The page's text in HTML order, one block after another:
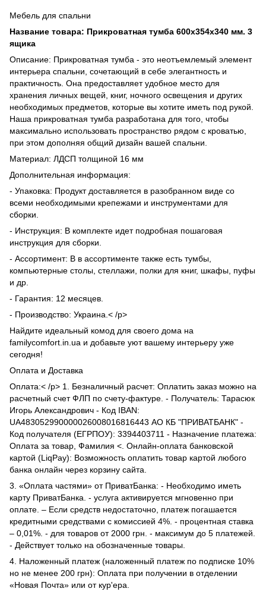
Мебель для спальни
Название товара: Прикроватная тумба 600х354х340 мм. 3
ящика
Описание: Прикроватная тумба - это неотъемлемый элемент
интерьера спальни, сочетающий в себе элегантность и
практичность. Она предоставляет удобное место для
хранения личных вещей, книг, ночного освещения и других
необходимых предметов, которые вы хотите иметь под рукой.
Наша прикроватная тумба разработана для того, чтобы
максимально использовать пространство рядом с кроватью,
при этом дополняя общий дизайн вашей спальни.
Материал: ЛДСП толщиной 16 мм
Дополнительная информация:
- Упаковка: Продукт доставляется в разобранном виде со
всеми необходимыми крепежами и инструментами для
сборки.
- Инструкция: В комплекте идет подробная пошаговая
инструкция для сборки.
- Ассортимент: В в ассортименте также есть тумбы,
компьютерные столы, стеллажи, полки для книг, шкафы, пуфы
и др.
- Гарантия: 12 месяцев.
- Производство: Украина.< /p>
Найдите идеальный комод для своего дома на
familycomfort.in.ua и добавьте уют вашему интерьеру уже
сегодня!
Оплата и Доставка
Оплата:< /p> 1. Безналичный расчет: Оплатить заказ можно на
расчетный счет ФЛП по счету-фактуре. - Получатель: Тарасюк
Игорь Александрович - Код IBAN:
UA483052990000026008016816443 АО КБ "ПРИВАТБАНК" -
Код получателя (ЕГРПОУ): 3394403711 - Назначение платежа:
Оплата за товар, Фамилия <. Онлайн-оплата банковской
картой (LiqPay): Возможность оплатить товар картой любого
банка онлайн через корзину сайта.
3. «Оплата частями» от ПриватБанка: - Необходимо иметь
карту ПриватБанка. - услуга активируется мгновенно при
оплате. – Если средств недостаточно, платеж погашается
кредитными средствами с комиссией 4%. - процентная ставка
– 0,01%. - для товаров от 2000 грн. - максимум до 5 платежей.
- Действует только на обозначенные товары.
4. Наложенный платеж (наложенный платеж по подписке 10%
но не менее 200 грн): Оплата при получении в отделении
«Новая Почта» или от кур'ера.